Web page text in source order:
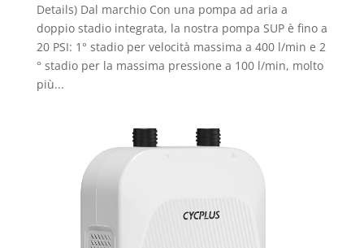
Details) Dal marchio Con una pompa ad aria a
doppio stadio integrata, la nostra pompa SUP è fino a
20 PSI: 1° stadio per velocità massima a 400 l/min e 2
° stadio per la massima pressione a 100 l/min, molto
più...